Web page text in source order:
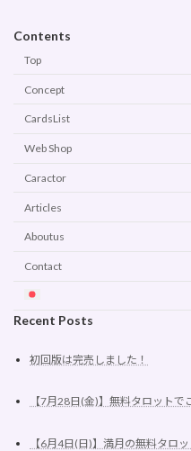
Contents
Top
Concept
CardsList
Web Shop
Caractor
Articles
Aboutus
Contact
Recent Posts
初回版は完売しました！
【7月28日(金)】無料タロット
【6月4日(日)】満月の無料タロ